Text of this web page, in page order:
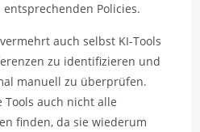
Policies.
auch selbst KI-Tools
zu identifizieren und
manuell zu überprüfen.
auch nicht alle
finden, da sie wiederum